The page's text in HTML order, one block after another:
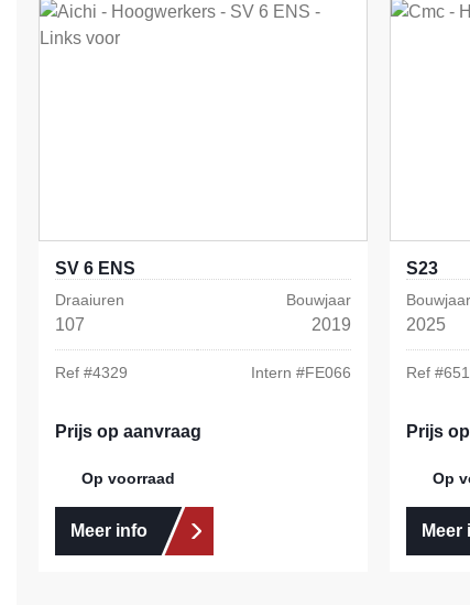
SV 6 ENS
Draaiuren
107
Bouwjaar
2019
Ref #4329 Intern #FE066
Prijs op aanvraag
Op voorraad
Meer info
S23
Bouwjaar
2025
Ref #
Prijs
Op
Meer